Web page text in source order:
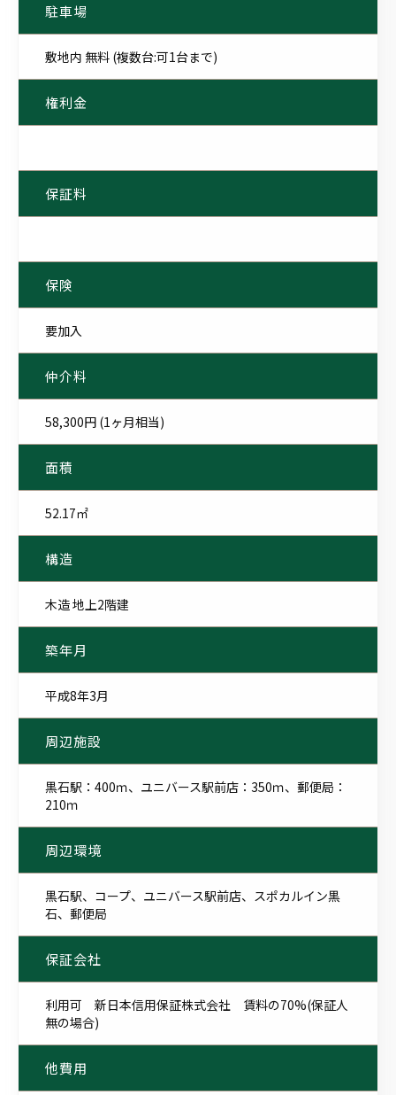
駐車場
敷地内 無料 (複数台:可1台まで)
権利金
保証料
保険
要加入
仲介料
58,300円 (1ヶ月相当)
面積
52.17㎡
構造
木造 地上2階建
築年月
平成8年3月
周辺施設
黒石駅：400ｍ、ユニバース駅前店：350ｍ、郵便局：
210ｍ
周辺環境
黒石駅、コープ、ユニバース駅前店、スポカルイン黒
石、郵便局
保証会社
利用可 新日本信用保証株式会社 賃料の70%(保証人
無の場合)
他費用